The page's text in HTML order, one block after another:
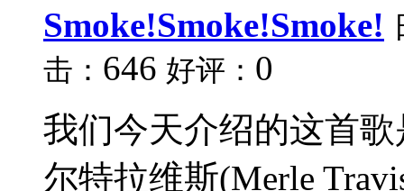
Smoke!Smoke!Smoke!
击： 646 好评： 0
我们今天介绍的这首
尔特拉维斯(Merle